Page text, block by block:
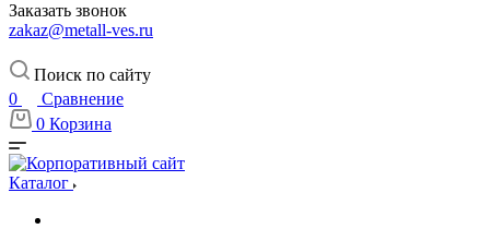
Заказать звонок
zakaz@metall-ves.ru
Поиск по сайту
0
Сравнение
0 Корзина
Каталог